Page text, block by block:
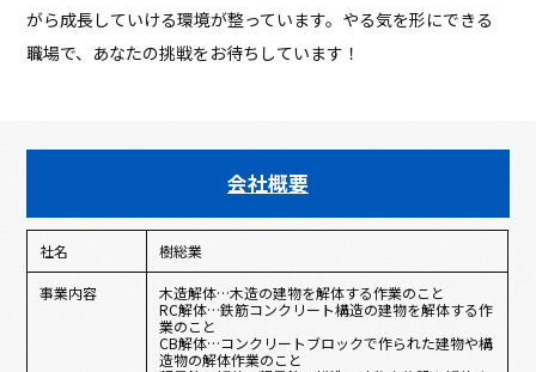
がら成長していける環境が整っています。やる気を形にできる
職場で、あなたの挑戦をお待ちしています！
会社概要
社名 樹総業
事業内容
木造解体…木造の建物を解体する作業のこと
RC解体…鉄筋コンクリート構造の建物を解体する作
業のこと
CB解体…コンクリートブロックで作られた建物や構
造物の解体作業のこと